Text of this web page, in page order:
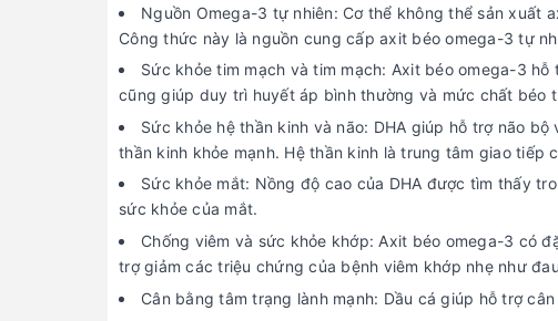
Nguồn Omega-3 tự nhiên: Cơ thể không thể sản xuất
Công thức này là nguồn cung cấp axit béo omega-3 tự
Sức khỏe tim mạch và tim mạch: Axit béo omega-3
cũng giúp duy trì huyết áp bình thường và mức chất béo
Sức khỏe hệ thần kinh và não: DHA giúp hỗ trợ não
thần kinh khỏe mạnh. Hệ thần kinh là trung tâm giao
Sức khỏe mắt: Nồng độ cao của DHA được tìm thấy
sức khỏe của mắt.
Chống viêm và sức khỏe khớp: Axit béo omega-3 có
trợ giảm các triệu chứng của bệnh viêm khớp nhẹ như
Cân bằng tâm trạng lành mạnh: Dầu cá giúp hỗ trợ